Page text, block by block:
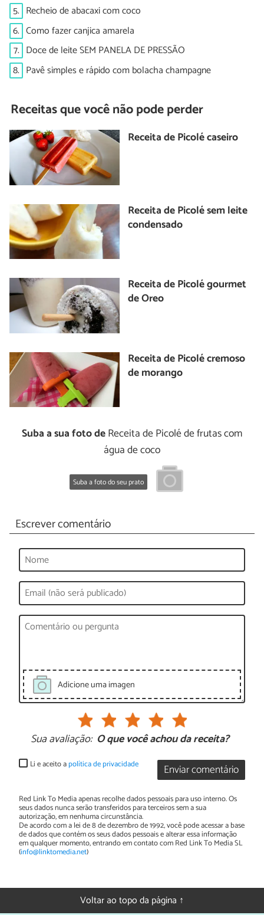
5. Recheio de abacaxi com coco
6. Como fazer canjica amarela
7. Doce de leite SEM PANELA DE PRESSÃO
8. Pavê simples e rápido com bolacha champagne
Receitas que você não pode perder
Receita de Picolé caseiro
Receita de Picolé sem leite
condensado
Receita de Picolé gourmet
de Oreo
Receita de Picolé cremoso
de morango
Suba a sua foto deReceita de Picolé de frutas com
água de coco
Suba a foto do seu prato
Escrever comentário
Adicione uma imagen
Sua avaliação: O que você achou da receita?
Enviar comentário
Li e aceito apolítica de privacidade
Red Link To Media apenas recolhe dados pessoais para uso interno. Os
seus dados nunca serão transferidos para terceiros sem a sua
autorização, em nenhuma circunstância.
De acordo com a lei de 8 de dezembro de 1992, você pode acessar a base
de dados que contém os seus dados pessoais e alterar essa informação
em qualquer momento, entrando em contato com Red Link To Media SL
(info@linktomedia.net)
Voltar ao topo da página ↑